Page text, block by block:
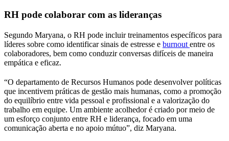
RH pode colaborar com as lideranças
Segundo Maryana, o RH pode incluir treinamentos específicos para
líderes sobre como identificar sinais de estresse e burnout entre os
colaboradores, bem como conduzir conversas difíceis de maneira
empática e eficaz.
“O departamento de Recursos Humanos pode desenvolver políticas
que incentivem práticas de gestão mais humanas, como a promoção
do equilíbrio entre vida pessoal e profissional e a valorização do
trabalho em equipe. Um ambiente acolhedor é criado por meio de
um esforço conjunto entre RH e liderança, focado em uma
comunicação aberta e no apoio mútuo”, diz Maryana.